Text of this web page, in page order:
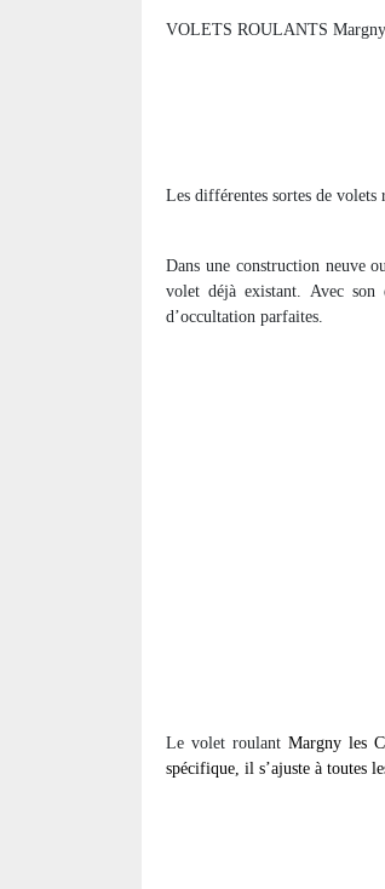
VOLETS ROULANTS Margny
Les différentes sortes de
Dans une construction neuve
volet déjà existant. Avec son
d’occultation parfaites.
Le volet roulant Margny les
spécifique, il s’ajuste à toutes